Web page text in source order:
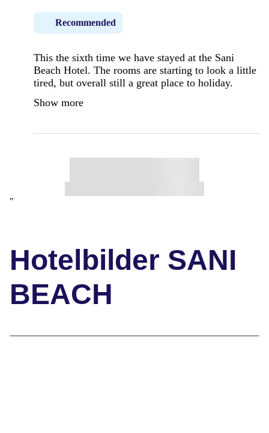
Recommended
This the sixth time we have stayed at the Sani
Beach Hotel. The rooms are starting to look a little
tired, but overall still a great place to holiday.
Show more
"
Hotelbilder SANI
BEACH